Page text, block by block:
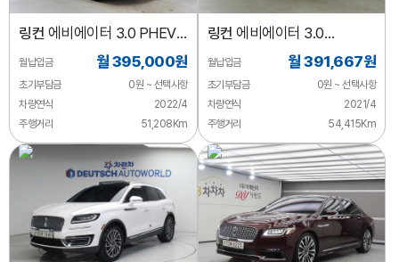
링컨 에비에이터 3.0 PHEV
GT AWD
월납입금 월 395,000원
초기부담금
0원 ~ 선택사항
차량연식
2022/4
주행거리
51,208Km
링컨 에비에이터 3.0
블랙라벨 AWD
월납입금 월 391,667원
초기부담금
0원 ~ 선택사항
차량연식
2021/4
주행거리
54,415Km